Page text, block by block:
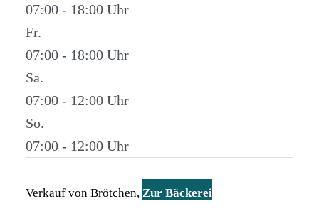
07:00 - 18:00
Fr.
07:00 - 18:00
Sa.
07:00 - 12:00
So.
07:00 - 12:00
Verkauf von Brötchen, Zur Bäckerei